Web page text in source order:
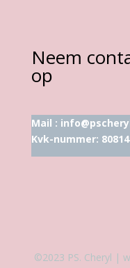
Neem
op
Mail :
Kvk-nummer:
©2023 PS. Cheryl |